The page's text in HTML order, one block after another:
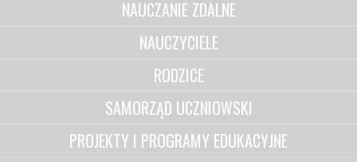
NAUCZANIE ZDALNE
NAUCZYCIELE
RODZICE
SAMORZĄD UCZNIOWSKI
PROJEKTY I PROGRAMY EDUKACYJNE